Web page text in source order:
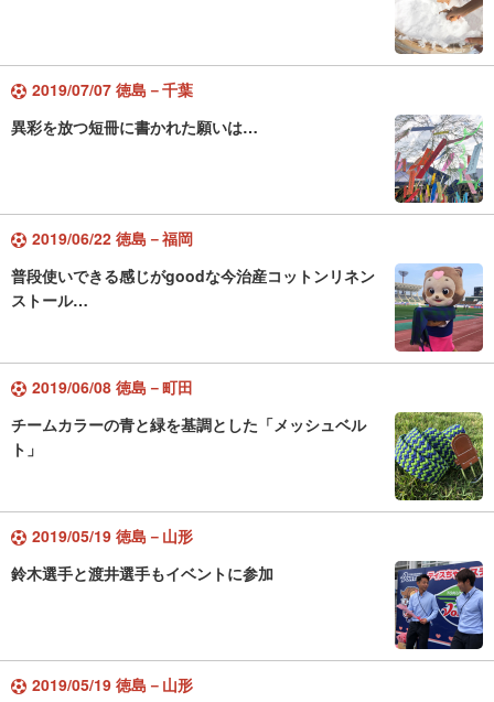
2019/07/07 徳島－千葉
異彩を放つ短冊に書かれた願いは…
2019/06/22 徳島－福岡
普段使いできる感じがgoodな今治産コットンリネン
ストール…
2019/06/08 徳島－町田
チームカラーの青と緑を基調とした「メッシュベル
ト」
2019/05/19 徳島－山形
鈴木選手と渡井選手もイベントに参加
2019/05/19 徳島－山形